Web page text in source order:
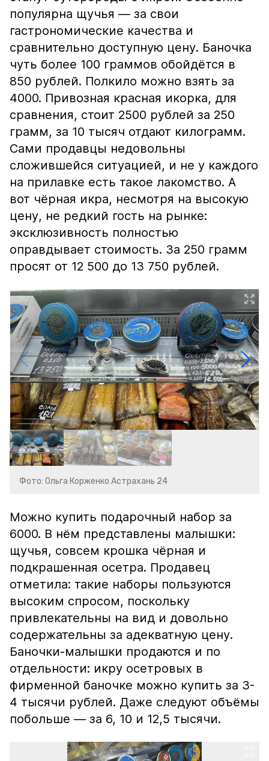
популярна щучья — за свои
гастрономические качества и
сравнительно доступную цену. Баночка
чуть более 100 граммов обойдётся в
850 рублей. Полкило можно взять за
4000. Привозная красная икорка, для
сравнения, стоит 2500 рублей за 250
грамм, за 10 тысяч отдают килограмм.
Сами продавцы недовольны
сложившейся ситуацией, и не у каждого
на прилавке есть такое лакомство. А
вот чёрная икра, несмотря на высокую
цену, не редкий гость на рынке:
эксклюзивность полностью
оправдывает стоимость. За 250 грамм
просят от 12 500 до 13 750 рублей.
Фото: Ольга Корженко Астрахань 24
Можно купить подарочный набор за
6000. В нём представлены малышки:
щучья, совсем крошка чёрная и
подкрашенная осетра. Продавец
отметила: такие наборы пользуются
высоким спросом, поскольку
привлекательны на вид и довольно
содержательны за адекватную цену.
Баночки-малышки продаются и по
отдельности: икру осетровых в
фирменной баночке можно купить за 3-
4 тысячи рублей. Даже следуют объёмы
побольше — за 6, 10 и 12,5 тысячи.